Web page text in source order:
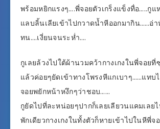
พร้อมหยิกแรงๆ….พี่จอยตัวเกร็งแข็งทื่อ…..กูแ
แลบลิ้นเลียเข้าไปกวาดน้ำหีออกมากิน……อ่
ทน….เงี่ยนจนระห่ำ….
กูเลยล้วงไปใต้ผ้านวมคว้ากางเกงในพี่จอยที่
แล้วค่อยๆยัดเข้าทางโพรงหีแกเบาๆ……แทบ
จอยพยักหน้าหงึกๆว่าชอบ……
กูยัดไปที่ละหน่อยๆปากก็เลยเลียวนแคมเลย
พักเดียวกางเกงในทั้งตัวก็หายเข้าไปในหีพี่จ